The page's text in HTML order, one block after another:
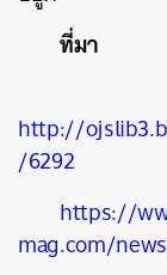
ที่มา
http://
/6292
https://
mag.com/